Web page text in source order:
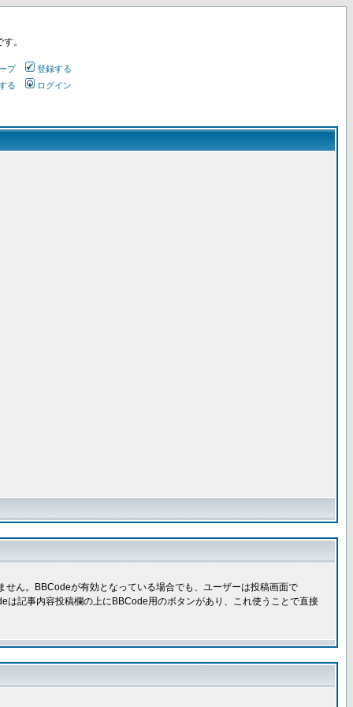
。
プ
登録する
る ログイン
ん。BBCodeが有効となっている場合でも、ユーザーは投稿画面で
記事内容投稿欄の上にBBCode用のボタンがあり、これ使うことで直接